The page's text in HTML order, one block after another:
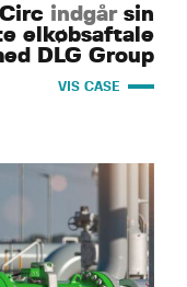
indgårsin
elkøbsaftale
DLG Group
VIS CASE